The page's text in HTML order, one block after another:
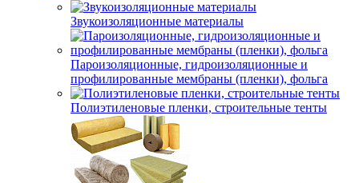
Звукоизоляционные материалы
Пароизоляционные, гидроизоляционные и
профилированные мембраны (пленки), фольга
Полиэтиленовые пленки, строительные тенты